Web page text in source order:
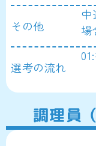
その他
中
場
選考の流れ
調理員